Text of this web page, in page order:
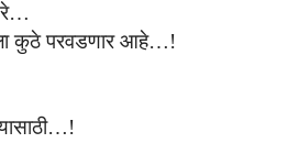
रे…
कुठे परवडणार आहे…!